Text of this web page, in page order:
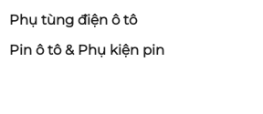
Phụ tùng điện ô tô
Pin ô tô & Phụ kiện pin